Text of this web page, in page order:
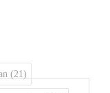
(21)